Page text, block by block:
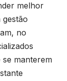
melhor
no
manterem